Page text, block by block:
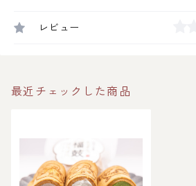
レビュー
最近チェックした商品